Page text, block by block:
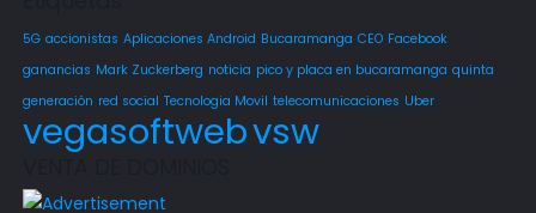
5G accionistas Aplicaciones Android Bucaramanga CEO Facebook
ganancias Mark Zuckerberg noticia pico y placa en bucaramanga quinta
generación red social Tecnologia Movil telecomunicaciones Uber
vegasoftwebvsw